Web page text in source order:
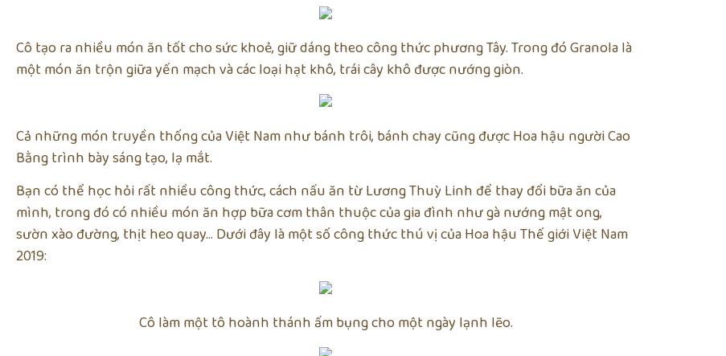
Cô tạo ra nhiều món ăn tốt cho sức khoẻ, giữ dáng theo công thức phương Tây. Trong đó Granola là
một món ăn trộn giữa yến mạch và các loại hạt khô, trái cây khô được nướng giòn.
Cả những món truyền thống của Việt Nam như bánh trôi, bánh chay cũng được Hoa hậu người Cao
Bằng trình bày sáng tạo, lạ mắt.
Bạn có thể học hỏi rất nhiều công thức, cách nấu ăn từ Lương Thuỳ Linh để thay đổi bữa ăn của
mình, trong đó có nhiều món ăn hợp bữa cơm thân thuộc của gia đình như gà nướng mật ong,
sườn xào đường, thịt heo quay… Dưới đây là một số công thức thú vị của Hoa hậu Thế giới Việt Nam
2019:
Cô làm một tô hoành thánh ấm bụng cho một ngày lạnh lẽo.